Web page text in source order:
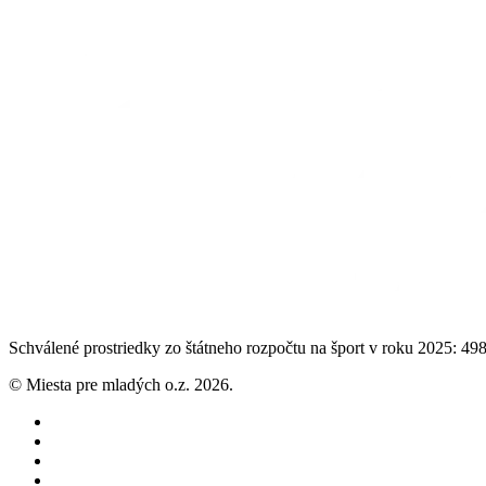
Schválené prostriedky zo štátneho rozpočtu na šport v roku 2025:
© Miesta pre mladých o.z. 2026.